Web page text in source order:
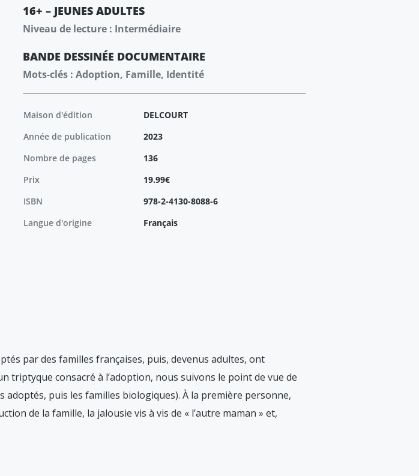
16+ – JEUNES ADULTES
Niveau de lecture : Intermédiaire
BANDE DESSINÉE DOCUMENTAIRE
Mots-clés : Adoption, Famille, Identité
Maison d'édition
DELCOURT
Année de publication
2023
Nombre de pages
136
Prix
19.99€
ISBN
978-2-4130-8088-6
Langue d'origine
Français
par des familles françaises, puis, devenus adultes, ont
triptyque consacré à l’adoption, nous suivons le point de vue de
adoptés, puis les familles biologiques). À la première personne,
de la famille, la jalousie vis à vis de « l’autre maman » et,